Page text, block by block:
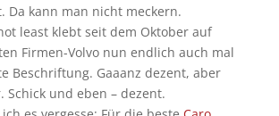
Da kann man nicht meckern.
least klebt seit dem Oktober auf
Firmen-Volvo nun endlich auch mal
Beschriftung. Gaaanz dezent, aber
Schick und eben – dezent.